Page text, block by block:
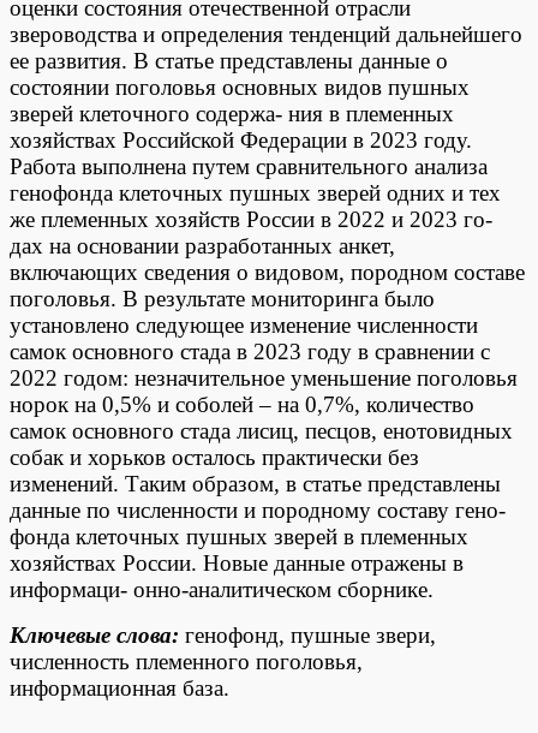
оценки состояния отечественной отрасли
звероводства и определения тенденций дальнейшего
ее развития. В статье представлены данные о
состоянии поголовья основных видов пушных
зверей клеточного содержа- ния в племенных
хозяйствах Российской Федерации в 2023 году.
Работа выполнена путем сравнительного анализа
генофонда клеточных пушных зверей одних и тех
же племенных хозяйств России в 2022 и 2023 го-
дах на основании разработанных анкет,
включающих сведения о видовом, породном составе
поголовья. В результате мониторинга было
установлено следующее изменение численности
самок основного стада в 2023 году в сравнении с
2022 годом: незначительное уменьшение поголовья
норок на 0,5% и соболей – на 0,7%, количество
самок основного стада лисиц, песцов, енотовидных
собак и хорьков осталось практически без
изменений. Таким образом, в статье представлены
данные по численности и породному составу гено-
фонда клеточных пушных зверей в племенных
хозяйствах России. Новые данные отражены в
информаци- онно-аналитическом сборнике.
Ключевые слова: генофонд, пушные звери,
численность племенного поголовья,
информационная база.